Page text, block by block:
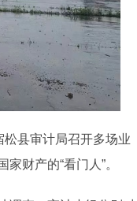
县审计局召开多场业
财产的“看门人”。